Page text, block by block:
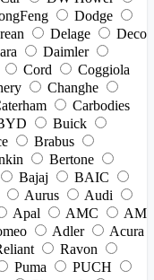
Dodge
Delage
Deco
Daimler
Cord
Coggiola
Changhe
Carbodies
Buick
Brabus
Bertone
Bajaj
BAIC
Aurus
Audi
Apal AMC
AM
Adler
Acura
Ravon
Puma
PUCH